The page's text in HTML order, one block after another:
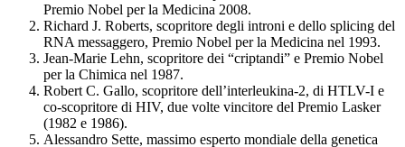
Premio Nobel per la Medicina 2008.
Richard J. Roberts, scopritore degli introni e dello splicing del
RNA messaggero, Premio Nobel per la Medicina nel 1993.
Jean-Marie Lehn, scopritore dei “criptandi” e Premio Nobel
per la Chimica nel 1987.
Robert C. Gallo, scopritore dell’interleukina-2, di HTLV-I e
co-scopritore di HIV, due volte vincitore del Premio Lasker
(1982 e 1986).
Alessandro Sette, massimo esperto mondiale della genetica